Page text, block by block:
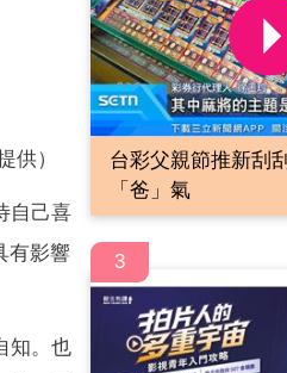
供）
自己喜
有影響
知。也
台彩父親節推新刮
「爸」氣
3